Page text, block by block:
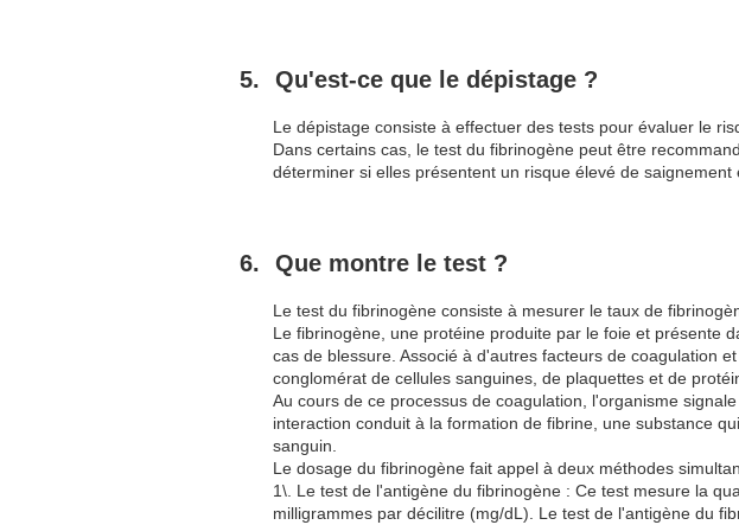
Qu'est-ce que le dépistage ?
Le dépistage consiste à effectuer des tests pour évaluer le
Dans certains cas, le test du fibrinogène peut être
déterminer si elles présentent un risque élevé de saignement
Que montre le test ?
Le test du fibrinogène consiste à mesurer le taux de
Le fibrinogène, une protéine produite par le foie et présente
cas de blessure. Associé à d'autres facteurs de coagulation
conglomérat de cellules sanguines, de plaquettes et de
Au cours de ce processus de coagulation, l'organisme
interaction conduit à la formation de fibrine, une substance
sanguin.
Le dosage du fibrinogène fait appel à deux méthodes
1\. Le test de l'antigène du fibrinogène : Ce test mesure la
milligrammes par décilitre (mg/dL). Le test de l'antigène du